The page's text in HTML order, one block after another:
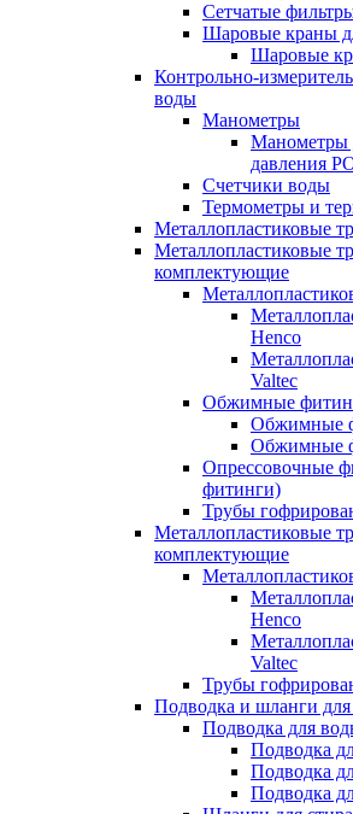
Сетчатые
Шаровые краны
Шаровые
Контрольно-
воды
Манометры
Манометры
давления
Счетчики воды
Термометры и
Металлопластиковые
Металлопластиковые
комплектующие
Henco
Valtec
Обжимные
Обжимные
Обжимные
Опрессовочные
фитинги)
Трубы
Металлопластиковые
комплектующие
Henco
Valtec
Трубы
Подводка и шланги
Подводка для
Подводка
Подводка
Подводка